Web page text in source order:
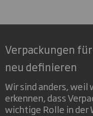
Verpackungen
neu definieren
Wir sind anders, weil
erkennen, dass
wichtige Rolle in der